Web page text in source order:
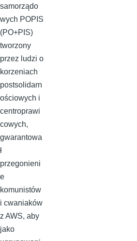
samorządo
wych POPIS
(PO+PIS)
tworzony
przez ludzi o
korzeniach
postsolidarn
ościowych i
centroprawi
cowych,
gwarantowa
ł
przegonieni
e
komunistów
i cwaniaków
z AWS, aby
jako